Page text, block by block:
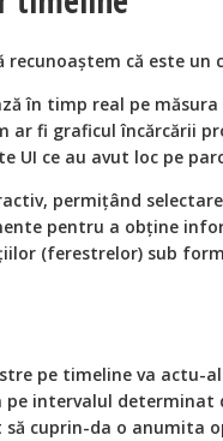
recunoaștem că este
în timp real pe
fi graficul încărcării
UI ce au avut loc pe
permițând
pentru a obține
(ferestrelor) sub
pe timeline va actu-
intervalul determinat
cuprin-da o anumita